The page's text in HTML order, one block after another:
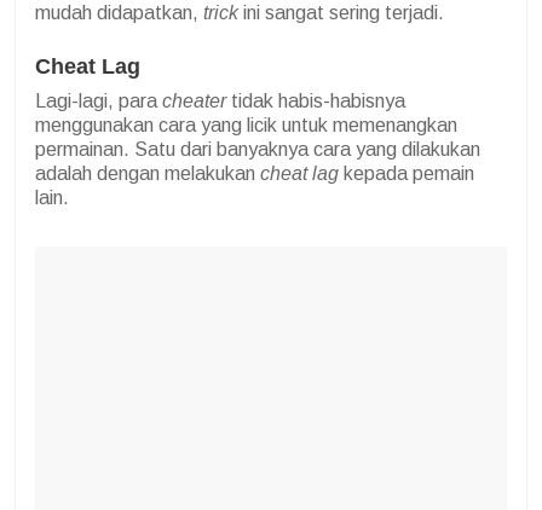
mudah didapatkan, trickini sangat sering terjadi.
Cheat Lag
Lagi-lagi, para cheater tidak habis-habisnya
menggunakan cara yang licik untuk memenangkan
permainan. Satu dari banyaknya cara yang dilakukan
adalah dengan melakukan cheat lag kepada pemain
lain.